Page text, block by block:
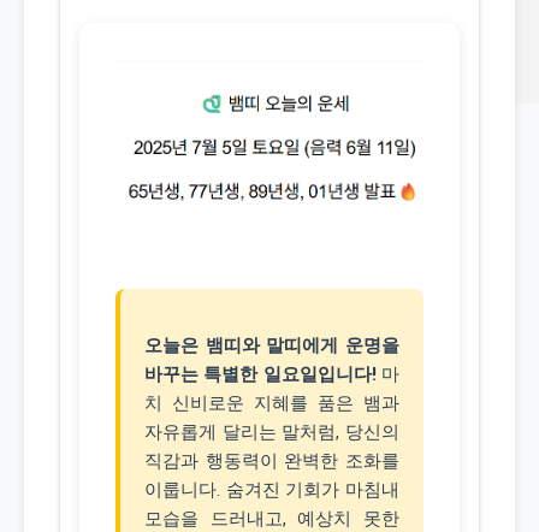
오늘은 뱀띠와 말띠에게 운명을
바꾸는 특별한 일요일입니다!마
치 신비로운 지혜를 품은 뱀과
자유롭게 달리는 말처럼, 당신의
직감과 행동력이 완벽한 조화를
이룹니다. 숨겨진 기회가 마침내
모습을 드러내고, 예상치 못한